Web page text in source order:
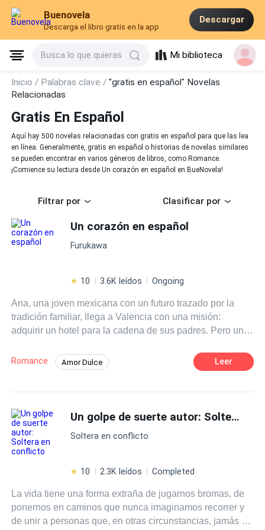
Buenovela
Descarga el libro gratis en la app
Descargar
Busca lo que quieras Mi biblioteca
Inicio / Palabras clave /"gratis en español" Novelas
Relacionadas
Gratis En Español
Aquí hay 500 novelas relacionadas con gratis en español para que las lea
en línea. Generalmente, gratis en español o historias de novelas similares
se pueden encontrar en varios géneros de libros, como Romance.
¡Comience su lectura desde Un corazón en español en BueNovela!
Filtrar por Clasificar por
Un corazón en español
Furukawa
10 3.6K leídos Ongoing
Ana, una joven mexicana con un futuro trazado por la
tradición familiar, llega a Valencia con una misión:
adquirir un hotel para la cadena de sus padres. Pero un
vibrante ciudad española, el destino le tiene preparada
una sorpresa. En una librería, un encuentro fortuito con
conversaciones profundas y miradas cómplices, la
conexión entre Ana y Auritz se intensifica. La timidez se
mezcla con la atracción y la promesa de un amor que
desafía las expectativas. Sin embargo, el regreso a
México y las presiones familiares se ciernen sobre Ana,
la libertad que comienza a vislumbrar. Cuando el pasado
y el presente colisionan, ¿podrá Ana romper las cadenas
que la atan y elegir su propio camino? ¿O el destino,
Romance Amor Dulce
Familia adinerada Heredero / Heredera
Desafío a las Expectativas
Amor a Primera Vista
Leer
Un golpe de suerte autor: Soltera en conflicto
Soltera en conflicto
10 2.3K leídos Completed
La vida tiene una forma extraña de jugarnos bromas, de
ponernos en caminos que nunca imaginamos recorrer y
de unir a personas que, en otras circunstancias, jamás se